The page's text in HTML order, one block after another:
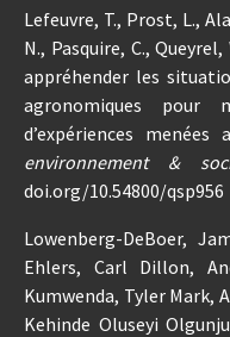
Lefeuvre, T., Prost, L.,
N., Pasquire, C.,
appréhender les
agronomiques
d’expériences menées
environnement &
doi.org/10.54800/qsp956
Lowenberg-DeBoer,
Ehlers, Carl Dillon,
Kumwenda, Tyler Mark,
Kehinde Oluseyi